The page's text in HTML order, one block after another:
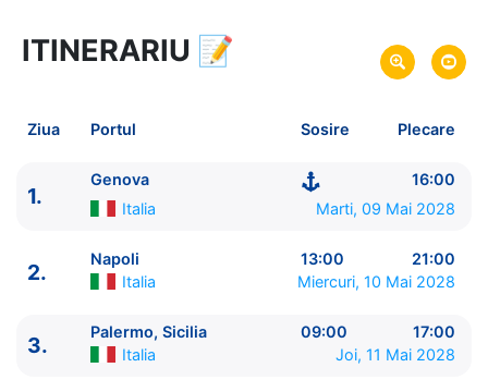
8 zile vacanta de croaziera in
Marea Mediterana de Vest -
Plecare pe 09 Mai 2028 din Genova, Italia
MSC Cruises
ITINERARIU 📝
Ziua Portul Sosire Plecare
1.
Genova
16:00
Italia
Marti, 09 Mai 2028
2.
Napoli 13:00
21:00
Italia
Miercuri, 10 Mai 2028
3.
Palermo, Sicilia 09:00
17:00
Italia
Joi, 11 Mai 2028